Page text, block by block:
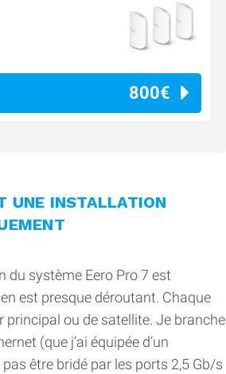
800€
UNE INSTALLATION
du système Eero Pro 7 est
est presque déroutant. Chaque
ou de satellite. Je branche
(que j’ai équipée d’un
être bridé par les ports 2,5 Gb/s